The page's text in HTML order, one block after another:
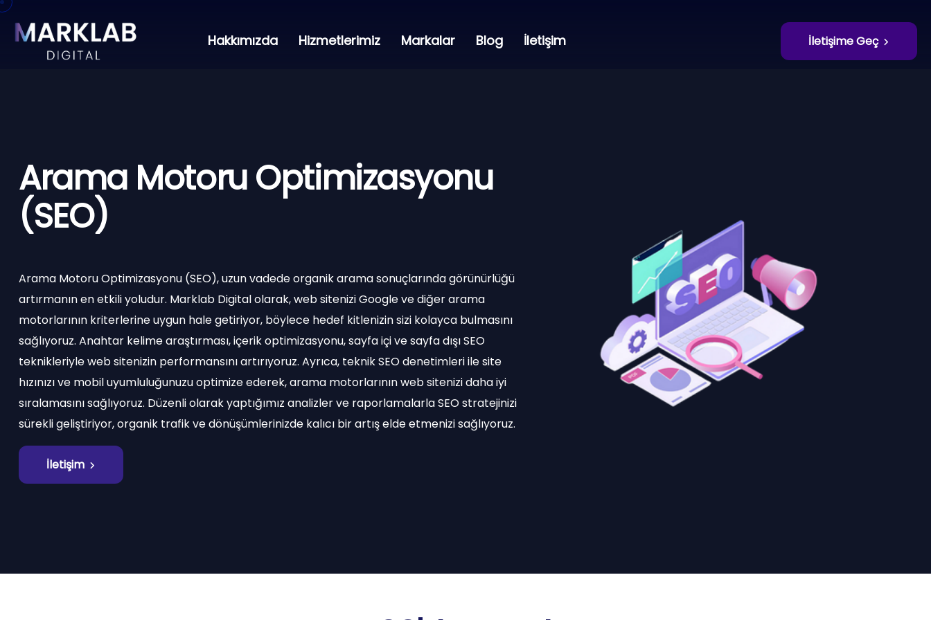
Hakkımızda Hizmetlerimiz Markalar Blog İletişim İletişime Geç
Arama Motoru Optimizasyonu
(SEO)
Arama Motoru Optimizasyonu (SEO), uzun vadede organik arama sonuçlarında görünürlüğü
artırmanın en etkili yoludur. Marklab Digital olarak, web sitenizi Google ve diğer arama
motorlarının kriterlerine uygun hale getiriyor, böylece hedef kitlenizin sizi kolayca bulmasını
sağlıyoruz. Anahtar kelime araştırması, içerik optimizasyonu, sayfa içi ve sayfa dışı SEO
teknikleriyle web sitenizin performansını artırıyoruz. Ayrıca, teknik SEO denetimleri ile site
hızınızı ve mobil uyumluluğunuzu optimize ederek, arama motorlarının web sitenizi daha iyi
sıralamasını sağlıyoruz. Düzenli olarak yaptığımız analizler ve raporlamalarla SEO stratejinizi
sürekli geliştiriyor, organik trafik ve dönüşümlerinizde kalıcı bir artış elde etmenizi sağlıyoruz.
İletişim